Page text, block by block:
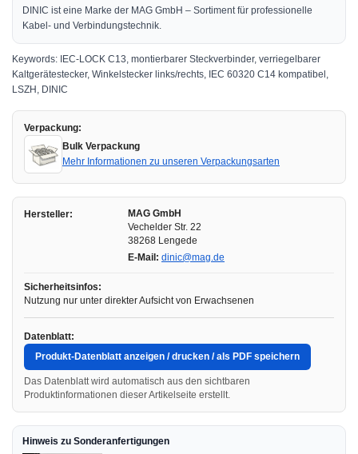
DINIC ist eine Marke der MAG GmbH – Sortiment für professionelle
Kabel- und Verbindungstechnik.
Keywords: IEC-LOCK C13, montierbarer Steckverbinder, verriegelbarer
Kaltgerätestecker, Winkelstecker links/rechts, IEC 60320 C14 kompatibel,
LSZH, DINIC
Verpackung:
Bulk Verpackung
Mehr Informationen zu unseren Verpackungsarten
Hersteller:
MAG GmbH
Vechelder Str. 22
38268 Lengede
E-Mail: dinic@mag.de
Sicherheitsinfos:
Nutzung nur unter direkter Aufsicht von Erwachsenen
Datenblatt:
Produkt-Datenblatt anzeigen / drucken / als PDF speichern
Das Datenblatt wird automatisch aus den sichtbaren
Produktinformationen dieser Artikelseite erstellt.
Hinweis zu Sonderanfertigungen